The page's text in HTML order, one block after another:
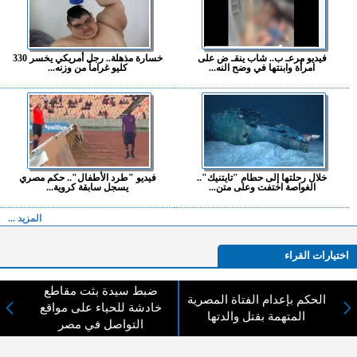
فيديو مرعـ ب.. شاب ينقـ ض على
امرأة وابنتها في وضح النه...
خسارة مذهلة.. رجل أمريكي يخسر 330
كليو غراماً من وزنه...
خلال رحلتها إلى حطام "تايتنيك"..
الغواصة اختفت وعلى متن...
فيديو "طرد الأطفال".. حكم مصري
يسجل سابقة كروية...
المزيد ...
اختيارات القراء
لا يوجد مقالات
الحكم بإعدام الفتاة المصرية
المتهمة بقتل والدتها
ضبط سيدة بثت مقاطع
خادشة للحياء على مواقع
التواصل في مصر